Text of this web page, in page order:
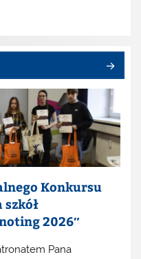
Konkursu
szkół
2026″
Pana